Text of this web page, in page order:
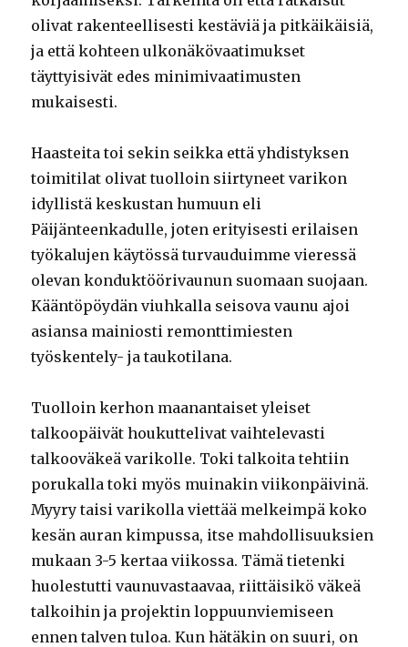
olivat rakenteellisesti kestäviä ja pitkäikäisiä,
ja että kohteen ulkonäkövaatimukset
täyttyisivät edes minimivaatimusten
mukaisesti.
Haasteita toi sekin seikka että yhdistyksen
toimitilat olivat tuolloin siirtyneet varikon
idyllistä keskustan humuun eli
Päijänteenkadulle, joten erityisesti erilaisen
työkalujen käytössä turvauduimme vieressä
olevan konduktöörivaunun suomaan suojaan.
Kääntöpöydän viuhkalla seisova vaunu ajoi
asiansa mainiosti remonttimiesten
työskentely- ja taukotilana.
Tuolloin kerhon maanantaiset yleiset
talkoopäivät houkuttelivat vaihtelevasti
talkooväkeä varikolle. Toki talkoita tehtiin
porukalla toki myös muinakin viikonpäivinä.
Myyry taisi varikolla viettää melkeimpä koko
kesän auran kimpussa, itse mahdollisuuksien
mukaan 3-5 kertaa viikossa. Tämä tietenki
huolestutti vaunuvastaavaa, riittäisikö väkeä
talkoihin ja projektin loppuunviemiseen
ennen talven tuloa. Kun hätäkin on suuri, on